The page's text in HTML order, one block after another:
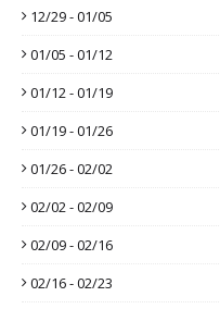
12/29 - 01/05
01/05 - 01/12
01/12 - 01/19
01/19 - 01/26
01/26 - 02/02
02/02 - 02/09
02/09 - 02/16
02/16 - 02/23